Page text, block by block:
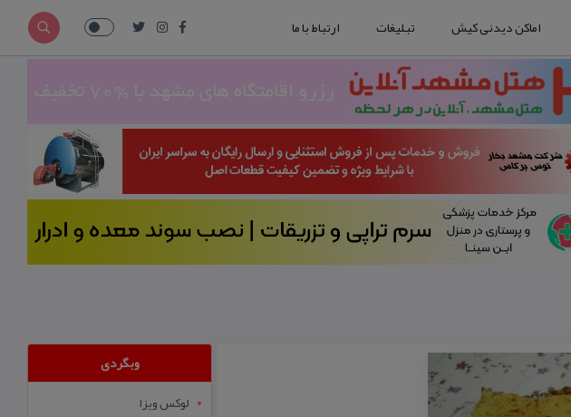
اماکن دیدنی کیش تبلیغات ارتباط با ما
وبگردی
لوکس ویزا